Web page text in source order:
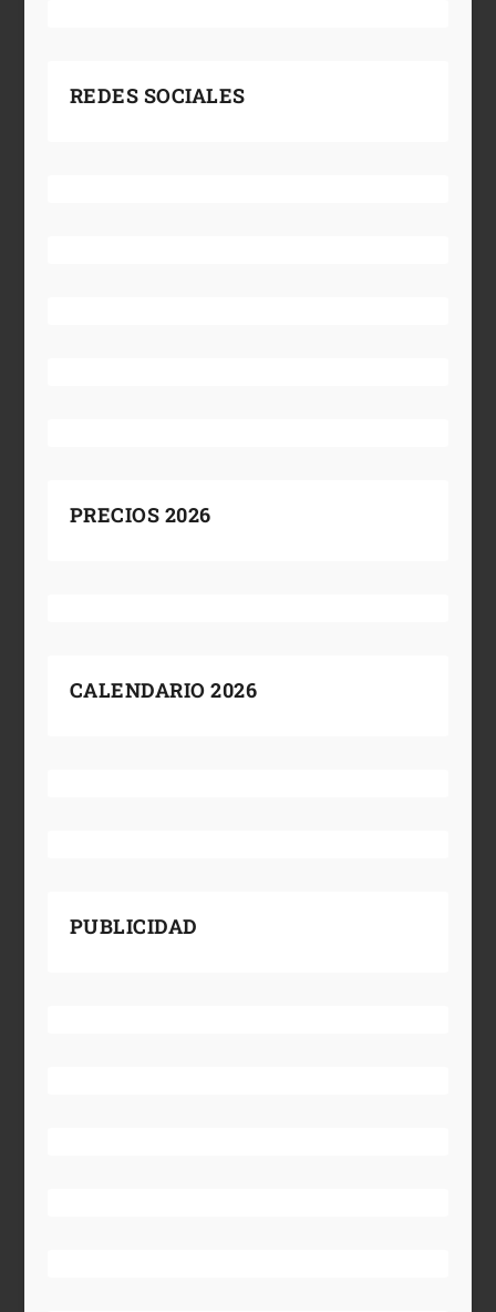
REDES SOCIALES
PRECIOS 2026
CALENDARIO 2026
PUBLICIDAD